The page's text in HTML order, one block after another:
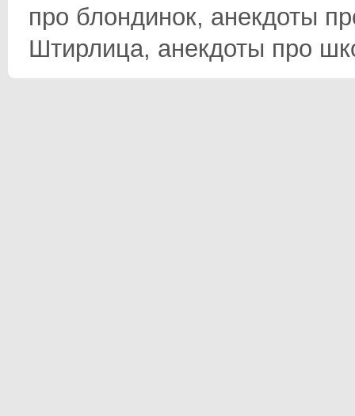
про блондинок, анекдоты
Штирлица, анекдоты про